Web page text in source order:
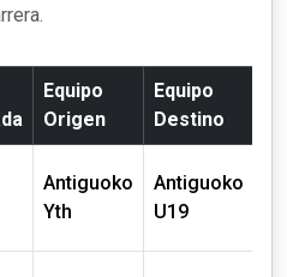
Equipo
Origen
Equipo
Destino
Antiguoko
Yth
Antiguoko
U19